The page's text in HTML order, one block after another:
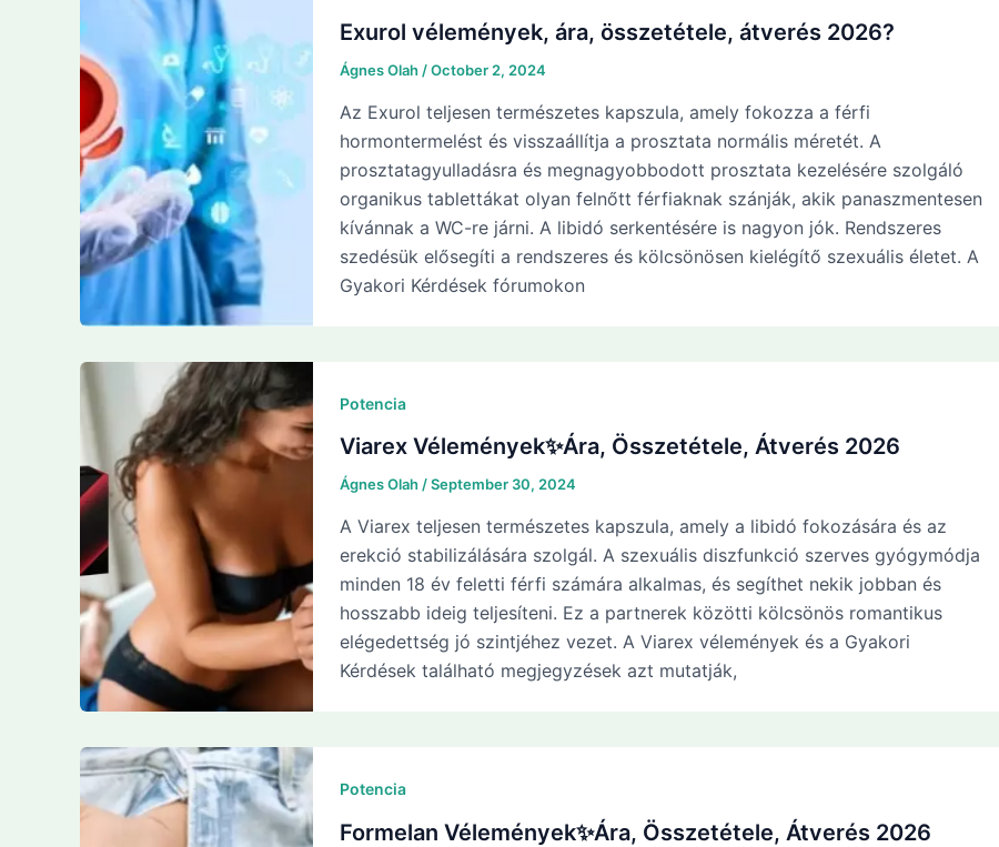
Exurol vélemények, ára, összetétele, átverés 2026?
Ágnes Olah /October 2, 2024
Az Exurol teljesen természetes kapszula, amely fokozza a férfi
hormontermelést és visszaállítja a prosztata normális méretét. A
prosztatagyulladásra és megnagyobbodott prosztata kezelésére szolgáló
organikus tablettákat olyan felnőtt férfiaknak szánják, akik panaszmentesen
kívánnak a WC-re járni. A libidó serkentésére is nagyon jók. Rendszeres
szedésük elősegíti a rendszeres és kölcsönösen kielégítő szexuális életet. A
Gyakori Kérdések fórumokon
Potencia
Viarex Vélemények✨Ára, Összetétele, Átverés 2026
Ágnes Olah/September 30, 2024
A Viarex teljesen természetes kapszula, amely a libidó fokozására és az
erekció stabilizálására szolgál. A szexuális diszfunkció szerves gyógymódja
minden 18 év feletti férfi számára alkalmas, és segíthet nekik jobban és
hosszabb ideig teljesíteni. Ez a partnerek közötti kölcsönös romantikus
elégedettség jó szintjéhez vezet. A Viarex vélemények és a Gyakori
Kérdések található megjegyzések azt mutatják,
Potencia
Formelan Vélemények✨Ára, Összetétele, Átverés 2026